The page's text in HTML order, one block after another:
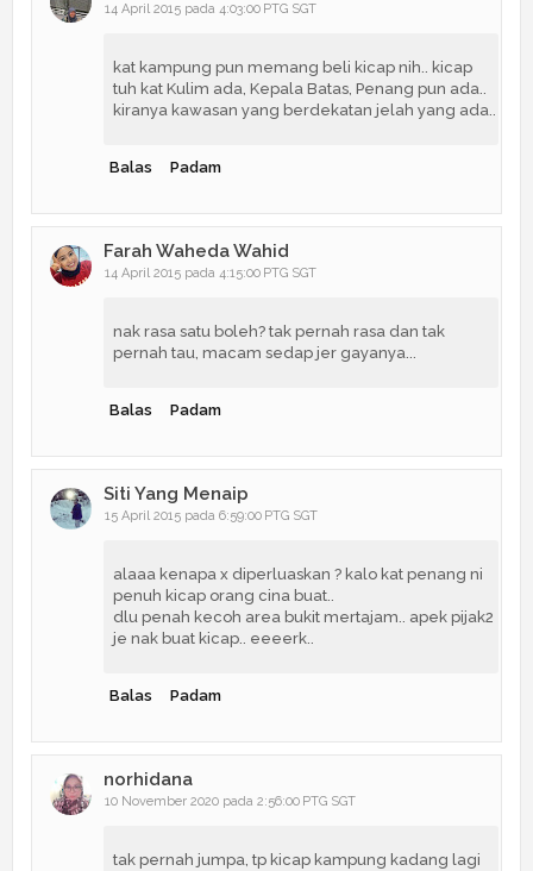
14 April 2015 pada 4:03:00 PTG SGT
kat kampung pun memang beli kicap nih.. kicap
tuh kat Kulim ada, Kepala Batas, Penang pun ada..
kiranya kawasan yang berdekatan jelah yang ada..
Balas Padam
Farah Waheda Wahid
14 April 2015 pada 4:15:00 PTG SGT
nak rasa satu boleh? tak pernah rasa dan tak
pernah tau, macam sedap jer gayanya...
Balas Padam
Siti Yang Menaip
15 April 2015 pada 6:59:00 PTG SGT
alaaa kenapa x diperluaskan ? kalo kat penang ni
penuh kicap orang cina buat..
dlu penah kecoh area bukit mertajam.. apek pijak2
je nak buat kicap.. eeeerk..
Balas Padam
norhidana
10 November 2020 pada 2:56:00 PTG SGT
tak pernah jumpa, tp kicap kampung kadang lagi